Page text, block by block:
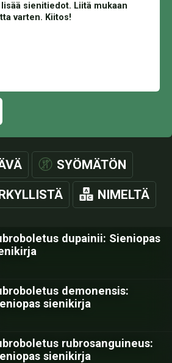
SYÖMÄTÖN
NIMELTÄ
dupainii: Sieniopas
demonensis:
sienikirja
rubrosanguineus:
sienikirja